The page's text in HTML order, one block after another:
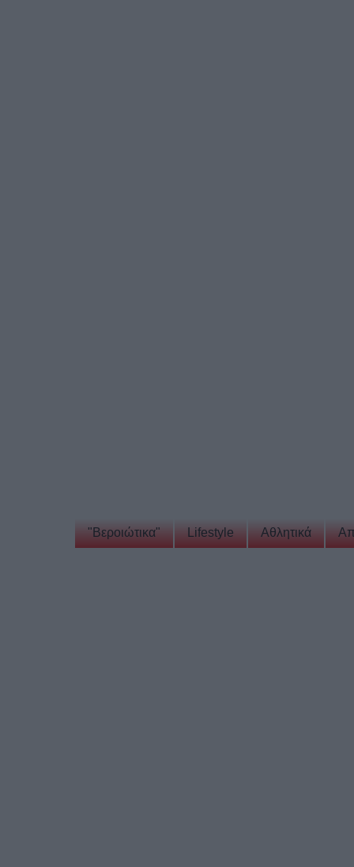
"Βεροιώτικα" Lifestyle Αθλητικά